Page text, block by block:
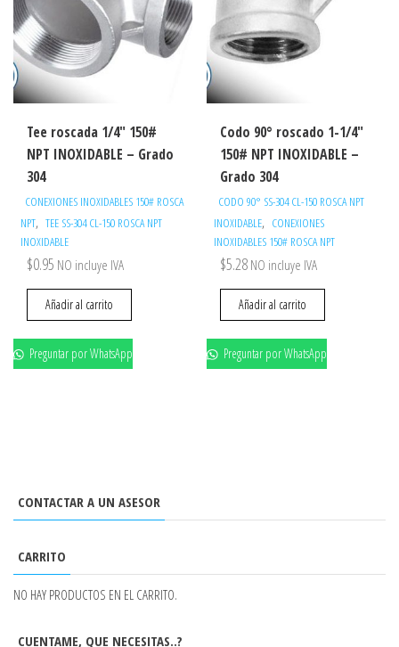
Tee roscada 1/4″ 150#
NPT INOXIDABLE – Grado
304
CONEXIONES INOXIDABLES 150# ROSCA
NPT, TEE SS-304 CL-150 ROSCA NPT
INOXIDABLE
$0.95 NO incluye IVA
Añadir al carrito
Preguntar por WhatsApp
Codo 90° roscado 1-1/4″
150# NPT INOXIDABLE –
Grado 304
CODO 90° SS-304 CL-150 ROSCA NPT
INOXIDABLE, CONEXIONES
INOXIDABLES 150# ROSCA NPT
$5.28 NO incluye IVA
Añadir al carrito
Preguntar por WhatsApp
CONTACTAR A UN ASESOR
CARRITO
NO HAY PRODUCTOS EN EL CARRITO.
CUENTAME, QUE NECESITAS..?